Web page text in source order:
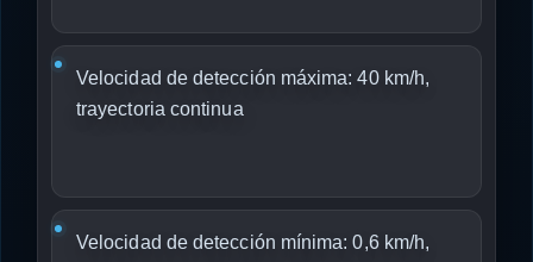
Velocidad de detección máxima: 40 km/h,
trayectoria continua
Velocidad de detección mínima: 0,6 km/h,